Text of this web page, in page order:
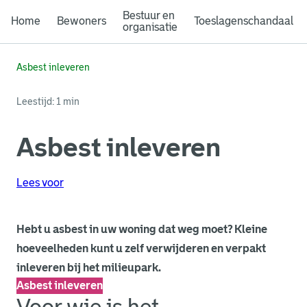
Home Bewoners
Bestuur en
organisatie
Toeslagenschandaal
Asbest inleveren
Leestijd: 1 min
Asbest inleveren
Lees voor
Hebt u asbest in uw woning dat weg moet? Kleine
hoeveelheden kunt u zelf verwijderen en verpakt
inleveren bij het milieupark.
Asbest inleveren